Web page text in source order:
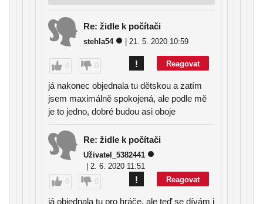
Re: židle k počítači
stehla54 | 21. 5. 2020 10:59
0 0 Reagovat
!
já nakonec objednala tu dětskou a zatím
jsem maximálně spokojená, ale podle mě
je to jedno, dobré budou asi oboje
Re: židle k počítači
Uživatel_5382441
| 2. 6. 2020 11:51
0
0 Reagovat
!
já objednala tu pro hráče, ale teď se dívám i